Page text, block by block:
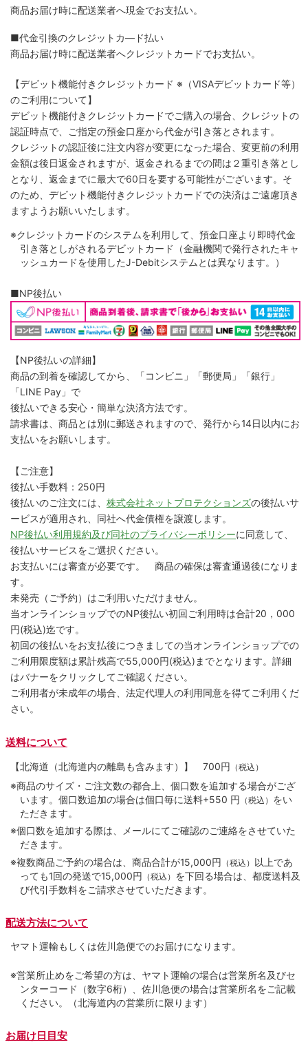
商品お届け時に配送業者へ現金でお支払い。
■代金引換のクレジットカ―ド払い
商品お届け時に配送業者へクレジットカードでお支払い。
【デビット機能付きクレジットカード ※（VISAデビットカード等）
のご利用について】
デビット機能付きクレジットカードでご購入の場合、クレジットの
認証時点で、ご指定の預金口座から代金が引き落とされます。
クレジットの認証後に注文内容が変更になった場合、変更前の利用
金額は後日返金されますが、返金されるまでの間は２重引き落とし
となり、返金までに最大で60日を要する可能性がございます。そ
のため、デビット機能付きクレジットカードでの決済はご遠慮頂き
ますようお願いいたします。
※クレジットカードのシステムを利用して、預金口座より即時代金
引き落としがされるデビットカード（金融機関で発行されたキャ
ッシュカードを使用したJ-Debitシステムとは異なります。）
■NP後払い
【NP後払いの詳細】
商品の到着を確認してから、「コンビニ」「郵便局」「銀行」
「LINE Pay」で
後払いできる安心・簡単な決済方法です。
請求書は、商品とは別に郵送されますので、発行から14日以内にお
支払いをお願いします。
【ご注意】
後払い手数料：250円
後払いのご注文には、 株式会社ネットプロテクションズの後払いサ
ービスが適用され、同社へ代金債権を譲渡します。
NP後払い利用規約及び同社のプライバシーポリシーに同意して、
後払いサービスをご選択ください。
お支払いには審査が必要です。 商品の確保は審査通過後になりま
す。
未発売（ご予約）はご利用いただけません。
当オンラインショップでのNP後払い初回ご利用時は合計20，000
円(税込)迄です。
初回の後払いをお支払後につきましての当オンラインショップでの
ご利用限度額は累計残高で55,000円(税込)までとなります。詳細
はバナーをクリックしてご確認ください。
ご利用者が未成年の場合、法定代理人の利用同意を得てご利用くだ
さい。
送料について
【北海道（北海道内の離島も含みます）】 700円 （税込）
※商品のサイズ・ご注文数の都合上、個口数を追加する場合がござ
います。個口数追加の場合は個口毎に送料+550 円 （税込） をい
ただきます。
※個口数を追加する際は、メールにてご確認のご連絡をさせていた
だきます。
※複数商品ご予約の場合は、商品合計が15,000円 （税込） 以上であ
っても1回の発送で15,000円 （税込） を下回る場合は、都度送料及
び代引手数料をご請求させていただきます。
配送方法について
ヤマト運輸もしくは佐川急便でのお届けになります。
※営業所止めをご希望の方は、ヤマト運輸の場合は営業所名及びセ
ンターコード（数字6桁）、佐川急便の場合は営業所名をご記載
ください。（北海道内の営業所に限ります）
お届け日目安